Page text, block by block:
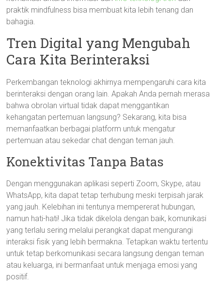
praktik mindfulness bisa membuat kita lebih tenang dan
bahagia.
Tren Digital yang Mengubah
Cara Kita Berinteraksi
Perkembangan teknologi akhirnya mempengaruhi cara kita
berinteraksi dengan orang lain. Apakah Anda pernah merasa
bahwa obrolan virtual tidak dapat menggantikan
kehangatan pertemuan langsung? Sekarang, kita bisa
memanfaatkan berbagai platform untuk mengatur
pertemuan atau sekedar chat dengan teman jauh.
Konektivitas Tanpa Batas
Dengan menggunakan aplikasi seperti Zoom, Skype, atau
WhatsApp, kita dapat tetap terhubung meski terpisah jarak
yang jauh. Kelebihan ini tentunya mempererat hubungan,
namun hati-hati! Jika tidak dikelola dengan baik, komunikasi
yang terlalu sering melalui perangkat dapat mengurangi
interaksi fisik yang lebih bermakna. Tetapkan waktu tertentu
untuk tetap berkomunikasi secara langsung dengan teman
atau keluarga, ini bermanfaat untuk menjaga emosi yang
positif.